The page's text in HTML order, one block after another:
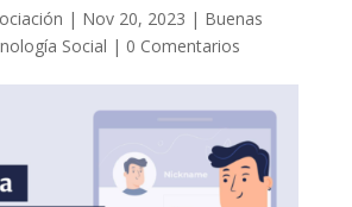
| Nov 20, 2023 | Buenas
Social | 0 Comentarios